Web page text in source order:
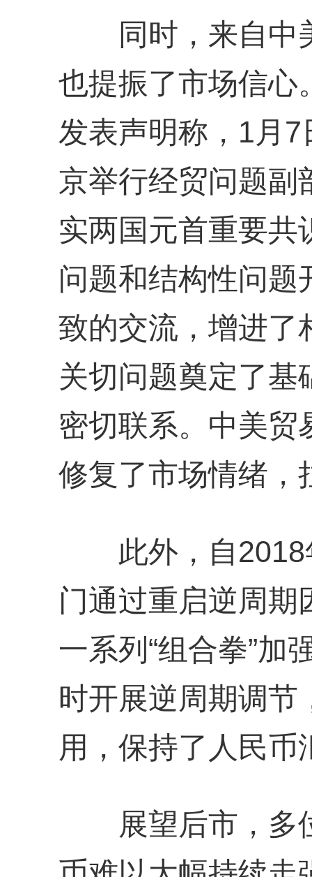
同时，来自中
也提振了市场信心
发表声明称，1月
京举行经贸问题副
实两国元首重要共
问题和结构性问题
致的交流，增进了
关切问题奠定了基
密切联系。中美贸
修复了市场情绪，
此外，自2018
门通过重启逆周期
一系列“组合拳”加
时开展逆周期调节
用，保持了人民币
展望后市，多